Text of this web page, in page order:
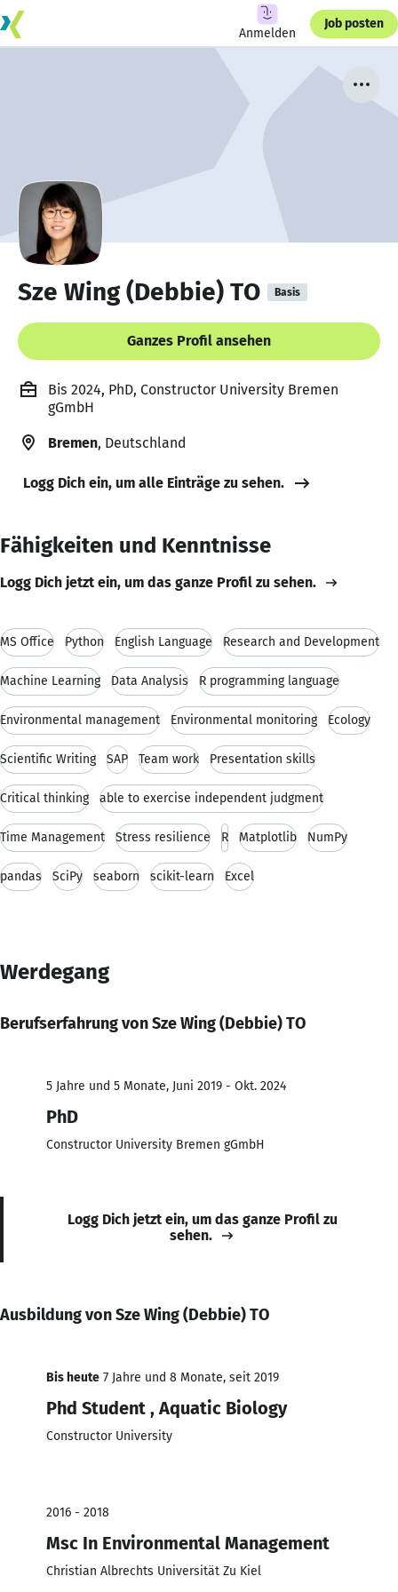
Anmelden
Job posten
Sze Wing (Debbie) TO Basis
Ganzes Profil ansehen
Bis 2024, PhD, Constructor University Bremen
gGmbH
Bremen, Deutschland
Logg Dich ein, um alle Einträge zu sehen.
Fähigkeiten und Kenntnisse
Logg Dich jetzt ein, um das ganze Profil zu sehen.
MS Office Python English Language Research and Development
Machine Learning Data Analysis R programming language
Environmental management Environmental monitoring Ecology
Scientific Writing SAP Team work Presentation skills
Critical thinking able to exercise independent judgment
Time Management Stress resilience R Matplotlib NumPy
pandas SciPy seaborn scikit-learn Excel
Werdegang
Berufserfahrung von Sze Wing (Debbie) TO
5 Jahre und 5 Monate, Juni 2019 - Okt. 2024
PhD
Constructor University Bremen gGmbH
Logg Dich jetzt ein, um das ganze Profil zu
sehen.
Ausbildung von Sze Wing (Debbie) TO
Bis heute 7 Jahre und 8 Monate, seit 2019
Phd Student , Aquatic Biology
Constructor University
2016 - 2018
Msc In Environmental Management
Christian Albrechts Universität Zu Kiel